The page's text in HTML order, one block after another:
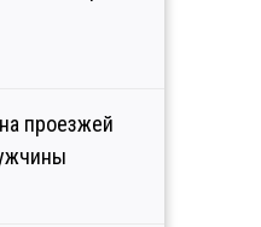
проезжей